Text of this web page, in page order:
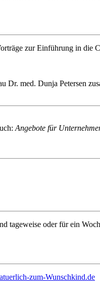
zur Einführung in die
Dr. med. Dunja Petersen
Angebote für
tageweise oder für ein
zum-Wunschkind.de